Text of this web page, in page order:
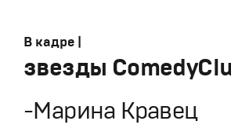
В кадре |
звезды
-Марина Кравец